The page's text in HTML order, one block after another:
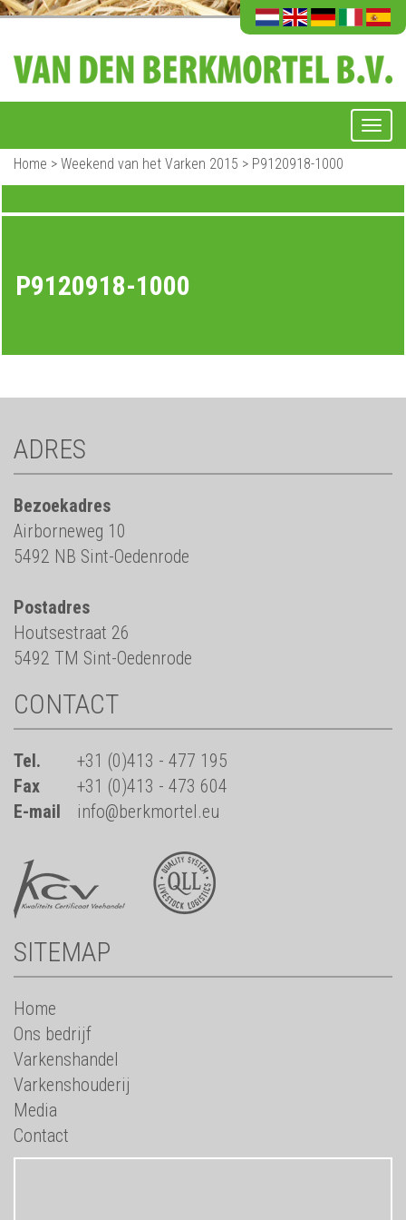
Home > Weekend van het Varken 2015 > P9120918-1000
P9120918-1000
ADRES
Bezoekadres
Airborneweg 10
5492 NB Sint-Oedenrode
Postadres
Houtsestraat 26
5492 TM Sint-Oedenrode
CONTACT
Tel.
+31 (0)413 - 477 195
Fax
+31 (0)413 - 473 604
E-mail
info@berkmortel.eu
SITEMAP
Home
Ons bedrijf
Varkenshandel
Varkenshouderij
Media
Contact